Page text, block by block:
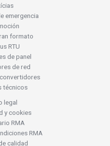
emergencia
formato
RTU
de panel
de red
técnicos
legal
y cookies
RMA
RMA
calidad